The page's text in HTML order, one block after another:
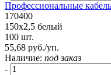
Профессиональные
170400
150х2,5 белый
100 шт.
55,68 руб./уп.
Наличие: под заказ
-